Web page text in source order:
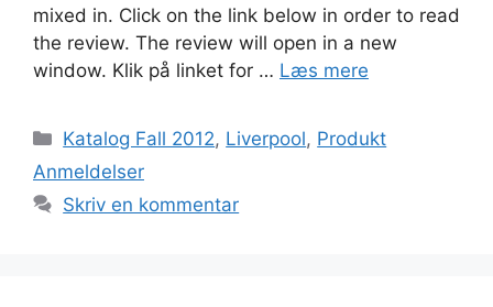
mixed in. Click on the link below in order to read
the review. The review will open in a new
window. Klik på linket for … Læs mere
Kategorier
Katalog Fall 2012, Liverpool, Produkt
Anmeldelser
Skriv en kommentar